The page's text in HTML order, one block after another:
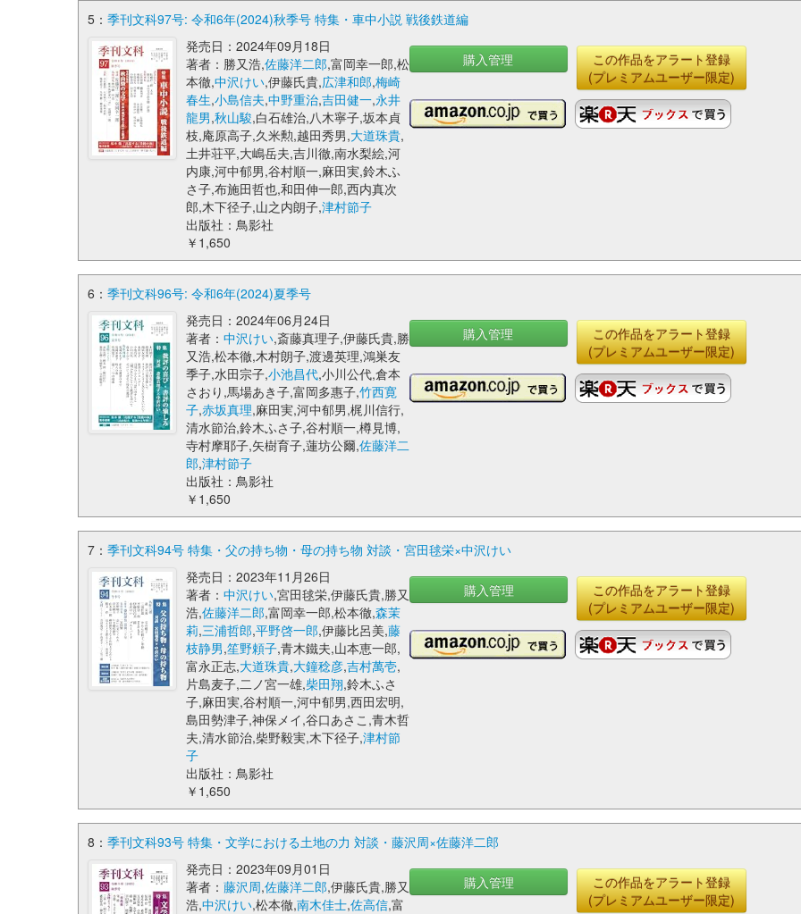
5： 季刊文科97号: 令和6年(2024)秋季号 特集・車中小説 戦後鉄道編
発売日：2024年09月18日
著者：勝又浩,佐藤洋二郎,富岡幸一郎,松
本徹,中沢けい,伊藤氏貴,広津和郎,梅崎
春生,小島信夫,中野重治,吉田健一,永井
龍男,秋山駿,白石雄治,八木寧子,坂本貞
枝,庵原高子,久米勲,越田秀男,大道珠貴,
土井荘平,大嶋岳夫,吉川徹,南水梨絵,河
内康,河中郁男,谷村順一,麻田実,鈴木ふ
さ子,布施田哲也,和田伸一郎,西内真次
郎,木下径子,山之内朗子,津村節子
出版社：鳥影社
￥1,650
購入管理
この作品をアラート登録
(プレミアムユーザー限定)
6： 季刊文科96号: 令和6年(2024)夏季号
発売日：2024年06月24日
著者： 中沢けい,斎藤真理子,伊藤氏貴,勝
又浩,松本徹,木村朗子,渡邊英理,鴻巣友
季子,水田宗子,小池昌代,小川公代,倉本
さおり,馬場あき子,富岡多惠子,竹西寛
子,赤坂真理,麻田実,河中郁男,梶川信行,
清水節治,鈴木ふさ子,谷村順一,樽見博,
寺村摩耶子,矢樹育子,蓮坊公爾,佐藤洋二
郎,津村節子
出版社：鳥影社
￥1,650
購入管理
この作品をアラート登録
(プレミアムユーザー限定)
7： 季刊文科94号 特集・父の持ち物・母の持ち物 対談・宮田毬栄×中沢けい
発売日：2023年11月26日
著者：中沢けい,宮田毬栄,伊藤氏貴,勝又
浩,佐藤洋二郎,富岡幸一郎,松本徹,森茉
莉,三浦哲郎,平野啓一郎,伊藤比呂美,藤
枝静男,笙野頼子,青木鐵夫,山本恵一郎,
富永正志,大道珠貴,大鐘稔彦,吉村萬壱,
片島麦子,二ノ宮一雄,柴田翔,鈴木ふさ
子,麻田実,谷村順一,河中郁男,西田宏明,
島田勢津子,神保メイ,谷口あさこ,青木哲
夫,清水節治,柴野毅実,木下径子,津村節
子
出版社：鳥影社
￥1,650
購入管理
この作品をアラート登録
(プレミアムユーザー限定)
8： 季刊文科93号 特集・文学における土地の力 対談・藤沢周×佐藤洋二郎
発売日：2023年09月01日
著者：藤沢周,佐藤洋二郎,伊藤氏貴,勝又
浩,中沢けい,松本徹,南木佳士,佐高信,富
購入管理
この作品をアラート登録
(プレミアムユーザー限定)